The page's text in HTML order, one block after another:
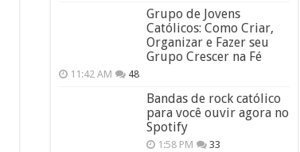
Grupo de Jovens
Católicos: Como Criar,
Organizar e Fazer seu
Grupo Crescer na Fé
11:42 AM 48
Bandas de rock católico
para você ouvir agora no
Spotify
1:58 PM 33